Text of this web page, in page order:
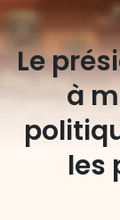
Le
à
les